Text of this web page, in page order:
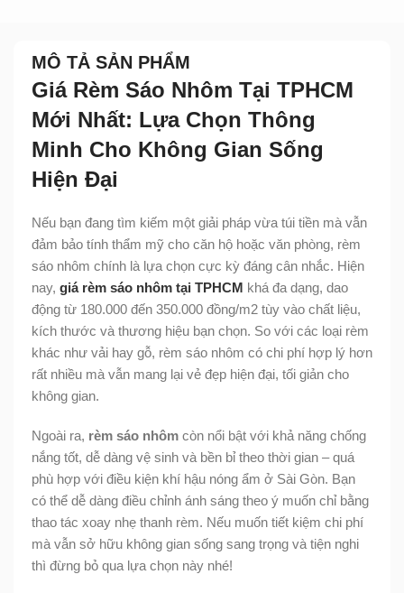
MÔ TẢ SẢN PHẨM
Giá Rèm Sáo Nhôm Tại TPHCM
Mới Nhất: Lựa Chọn Thông
Minh Cho Không Gian Sống
Hiện Đại
Nếu bạn đang tìm kiếm một giải pháp vừa túi tiền mà vẫn
đảm bảo tính thẩm mỹ cho căn hộ hoặc văn phòng, rèm
sáo nhôm chính là lựa chọn cực kỳ đáng cân nhắc. Hiện
nay, giá rèm sáo nhôm tại TPHCM khá đa dạng, dao
động từ 180.000 đến 350.000 đồng/m2 tùy vào chất liệu,
kích thước và thương hiệu bạn chọn. So với các loại rèm
khác như vải hay gỗ, rèm sáo nhôm có chi phí hợp lý hơn
rất nhiều mà vẫn mang lại vẻ đẹp hiện đại, tối giản cho
không gian.
Ngoài ra, rèm sáo nhôm còn nổi bật với khả năng chống
nắng tốt, dễ dàng vệ sinh và bền bỉ theo thời gian – quá
phù hợp với điều kiện khí hậu nóng ẩm ở Sài Gòn. Bạn
có thể dễ dàng điều chỉnh ánh sáng theo ý muốn chỉ bằng
thao tác xoay nhẹ thanh rèm. Nếu muốn tiết kiệm chi phí
mà vẫn sở hữu không gian sống sang trọng và tiện nghi
thì đừng bỏ qua lựa chọn này nhé!